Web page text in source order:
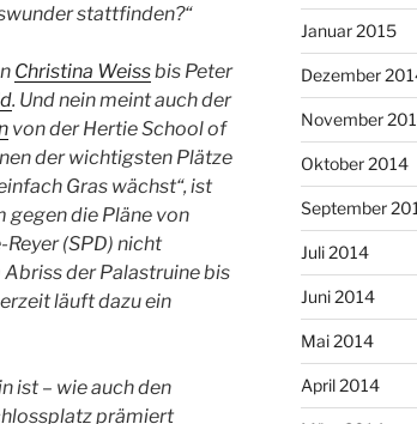
stattfinden?“
Christina Weissbis Peter
. Und nein meint auch der
von der Hertie School of
der wichtigsten Plätze
Gras wächst“, ist
gegen die Pläne von
(SPD) nicht
der Palastruine bis
läuft dazu ein
ist – wie auch den
prämiert
Januar 2015
Dezember
November
Oktober 2014
September
Juli 2014
Juni 2014
Mai 2014
April 2014